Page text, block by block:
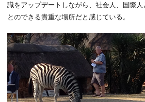
識をアップデートしながら、社会人、国際人
とのできる貴重な場所だと感じている。